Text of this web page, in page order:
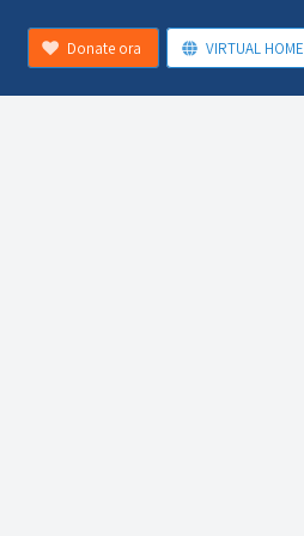
Donate ora VIRTUAL HOME